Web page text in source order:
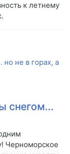
к летнему
снегом...
Черноморское